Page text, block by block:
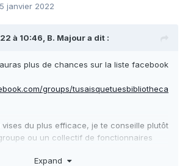
janvier 2022
à 10:46, B. Majour a dit :
plus de chances sur la liste facebook
groups/tusaisquetuesbibliotheca
vises du plus efficace, je te conseille plutôt
ou un collectif de fonctionnaires
Expand